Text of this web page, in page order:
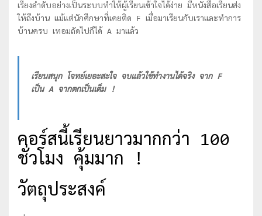
เรียงลำดับอย่างเป็นระบบทำให้ผู้เรียนเข้าใจได้ง่าย มีหนังสือเรียนส่ง
ให้ถึงบ้าน แม้แต่นักศีกษาที่เคยติด F เมื่อมาเรียนกับเราและทำการ
บ้านครบ เทอมถัดไปก็ได้ A มาแล้ว
เรียนสนุก โจทย์เยอะสะใจ จบแล้วใช้ทำงานได้จริง จาก F
เป็น A จากตกเป็นเต็ม !
คอร์สนี้เรียนยาวมากกว่า 100
ชั่วโมง คุ้มมาก !
วัตถุประสงค์